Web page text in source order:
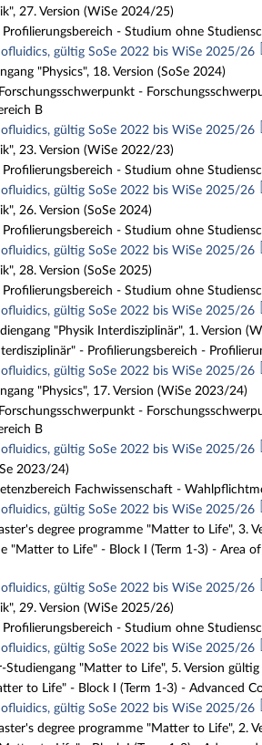
27. Version (WiSe 2024/25)
Profilierungsbereich - Studium ohne
gültig SoSe 2022 bis WiSe 2025/26
"Physics", 18. Version (SoSe 2024)
-
B
gültig SoSe 2022 bis WiSe 2025/26
23. Version (WiSe 2022/23)
Profilierungsbereich - Studium ohne
gültig SoSe 2022 bis WiSe 2025/26
26. Version (SoSe 2024)
Profilierungsbereich - Studium ohne
gültig SoSe 2022 bis WiSe 2025/26
28. Version (SoSe 2025)
Profilierungsbereich - Studium ohne
gültig SoSe 2022 bis WiSe 2025/26
"Physik Interdisziplinär", 1. Version
- Profilierungsbereich -
gültig SoSe 2022 bis WiSe 2025/26
"Physics", 17. Version (WiSe 2023/24)
-
B
gültig SoSe 2022 bis WiSe 2025/26
2023/24)
Fachwissenschaft -
gültig SoSe 2022 bis WiSe 2025/26
degree programme "Matter to Life", 3.
"Matter to Life" - Block I (Term 1-3) - Area
gültig SoSe 2022 bis WiSe 2025/26
29. Version (WiSe 2025/26)
Profilierungsbereich - Studium ohne
gültig SoSe 2022 bis WiSe 2025/26
"Matter to Life", 5. Version gültig
to Life" - Block I (Term 1-3) - Advanced
gültig SoSe 2022 bis WiSe 2025/26
degree programme "Matter to Life", 2.